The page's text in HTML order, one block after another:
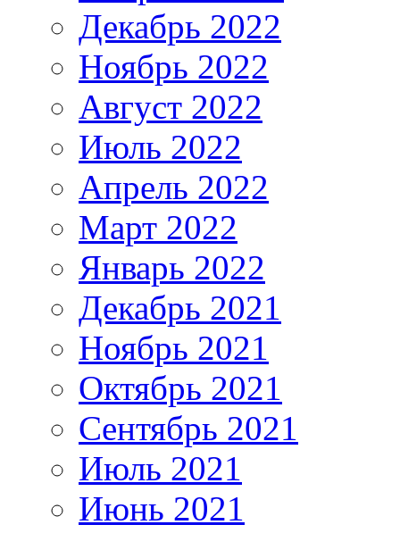
Декабрь 2022
Ноябрь 2022
Август 2022
Июль 2022
Апрель 2022
Март 2022
Январь 2022
Декабрь 2021
Ноябрь 2021
Октябрь 2021
Сентябрь 2021
Июль 2021
Июнь 2021